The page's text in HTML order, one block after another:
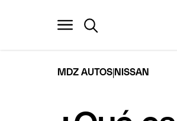
MDZ AUTOS NISSAN